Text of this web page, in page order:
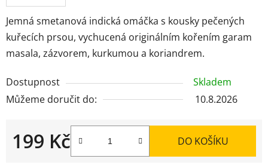
Jemná smetanová indická omáčka s kousky pečených
kuřecích prsou, vychucená originálním kořením garam
masala, zázvorem, kurkumou a koriandrem.
Dostupnost
Skladem
Můžeme doručit do:
10.8.2026
199 Kč DO KOŠÍKU